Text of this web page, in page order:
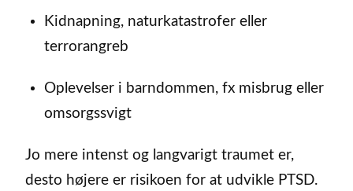
Kidnapning, naturkatastrofer eller
terrorangreb
Oplevelser i barndommen, fx misbrug eller
omsorgssvigt
Jo mere intenst og langvarigt traumet er,
desto højere er risikoen for at udvikle PTSD.